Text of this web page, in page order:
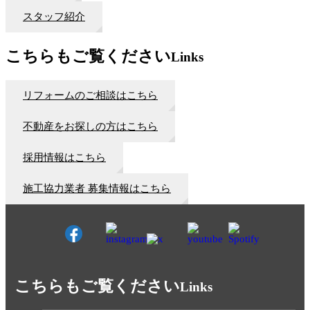
スタッフ紹介
こちらもご覧くださいLinks
リフォームのご相談はこちら
不動産をお探しの方はこちら
採用情報はこちら
施工協力業者 募集情報はこちら
こちらもご覧くださいLinks